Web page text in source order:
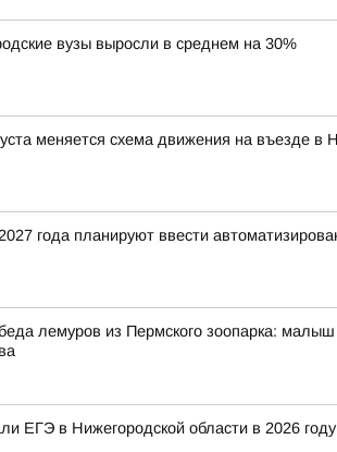
вузы выросли в среднем на 30%
меняется схема движения на въезде в
года планируют ввести
лемуров из Пермского зоопарка:
ЕГЭ в Нижегородской области в 2026 году